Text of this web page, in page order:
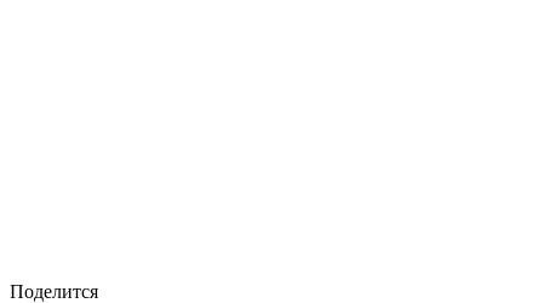
Поделится